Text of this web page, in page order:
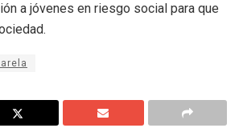
a jóvenes en riesgo social para que